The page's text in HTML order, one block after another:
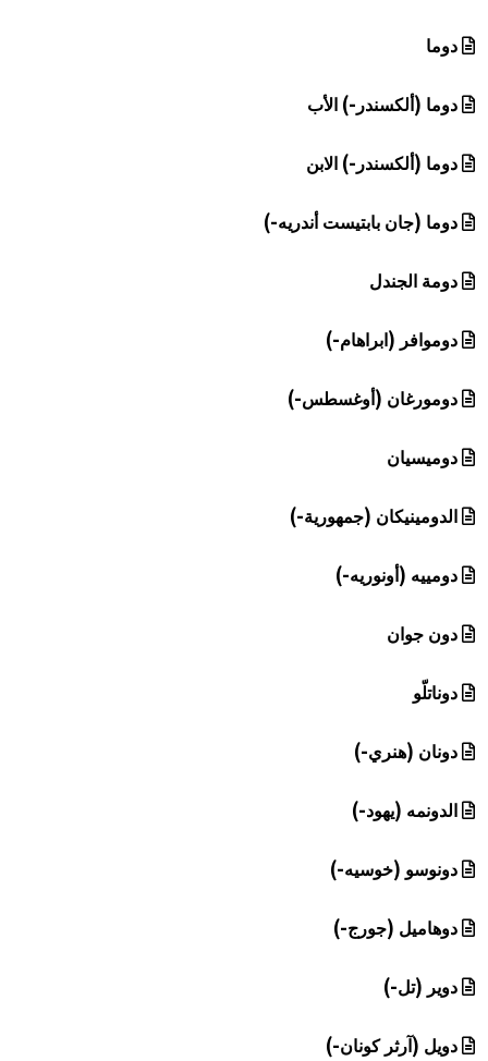
دوما
دوما (ألكسندر-) الأب
دوما (ألكسندر-) الابن
دوما (جان بابتيست أندريه-)
دومة الجندل
دوموافر (ابراهام-)
دومورغان (أوغسطس-)
دوميسيان
الدومينيكان (جمهورية-)
دومييه (أونوريه-)
دون جوان
دوناتلّو
دونان (هنري-)
الدونمه (يهود-)
دونوسو (خوسيه-)
دوهاميل (جورج-)
دوير (تل-)
دويل (آرثر كونان-)